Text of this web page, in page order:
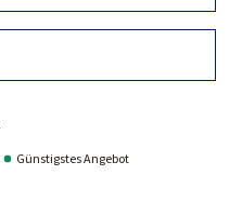
Günstigstes Angebot